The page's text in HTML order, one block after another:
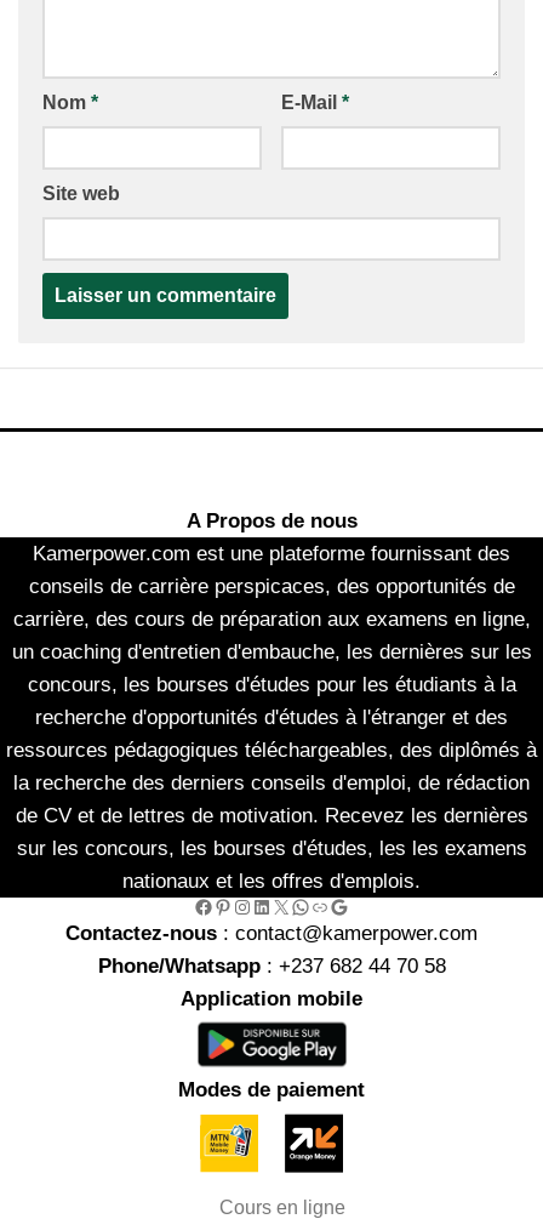
Nom * E-Mail *
Site web
A Propos de nous
Kamerpower.com est une plateforme fournissant des
conseils de carrière perspicaces, des opportunités de
carrière, des cours de préparation aux examens en ligne,
un coaching d'entretien d'embauche, les dernières sur les
concours, les bourses d'études pour les étudiants à la
recherche d'opportunités d'études à l'étranger et des
ressources pédagogiques téléchargeables, des diplômés à
la recherche des derniers conseils d'emploi, de rédaction
de CV et de lettres de motivation. Recevez les dernières
sur les concours, les bourses d'études, les les examens
nationaux et les offres d'emplois.
Facebook Pinterest Instagram LinkedIn X WhatsApp Link Google
Contactez-nous : contact@kamerpower.com
Phone/Whatsapp: +237 682 44 70 58
Application mobile
Modes de paiement
Cours en ligne